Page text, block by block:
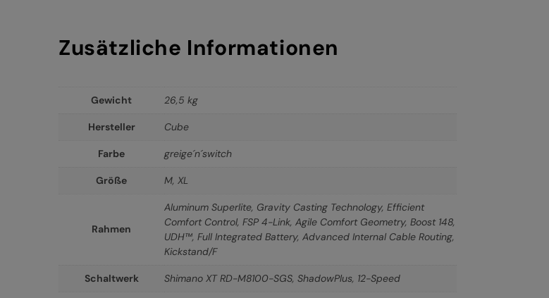
Zusätzliche Informationen
Gewicht 26,5 kg
Hersteller Cube
Farbe greige´n´switch
Größe M, XL
Rahmen
Aluminum Superlite, Gravity Casting Technology, Efficient
Comfort Control, FSP 4-Link, Agile Comfort Geometry, Boost 148,
UDH™, Full Integrated Battery, Advanced Internal Cable Routing,
Kickstand/F
Schaltwerk Shimano XT RD-M8100-SGS, ShadowPlus, 12-Speed